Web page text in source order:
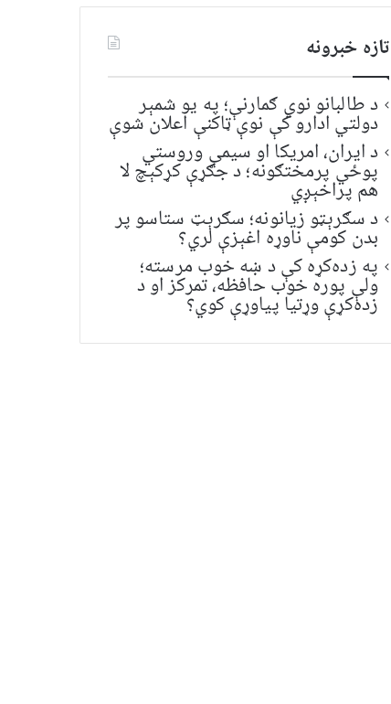
تازه خبرونه
د طالبانو نوي ګمارنې؛ په یو شمېر
دولتي ادارو کې نوې ټاکنې اعلان شوې
د ایران، امریکا او سیمې وروستي
پوځي پرمختګونه؛ د جګړې کړکېچ لا
هم پراخېږي
د سګرېټو زیانونه؛ سګرېټ ستاسو پر
بدن کومې ناوړه اغېزې لري؟
په زده‌کړه کې د ښه خوب مرسته؛
ولې پوره خوب حافظه، تمرکز او د
زده‌کړې وړتیا پیاوړې کوي؟